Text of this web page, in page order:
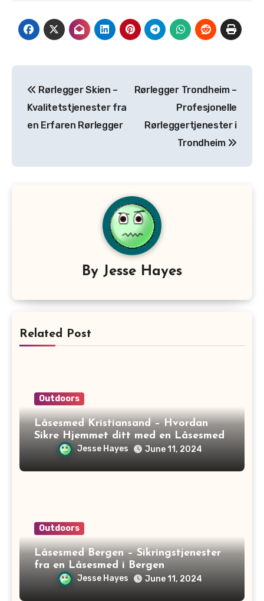
navigation
Rørlegger Skien –
Kvalitetstjenester fra
en Erfaren Rørlegger
Rørlegger Trondheim –
Profesjonelle
Rørleggertjenester i
Trondheim
By Jesse Hayes
Related Post
Outdoors
Låsesmed Kristiansand – Hvordan
Sikre Hjemmet ditt med en Låsesmed
Jesse Hayes June 11, 2024
Outdoors
Låsesmed Bergen – Sikringstjenester
fra en Låsesmed i Bergen
Jesse Hayes June 11, 2024